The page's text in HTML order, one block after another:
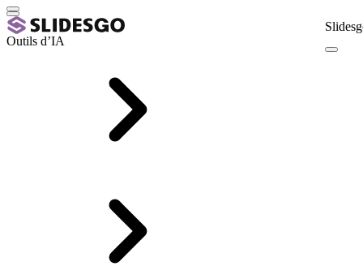
Outils d’IA